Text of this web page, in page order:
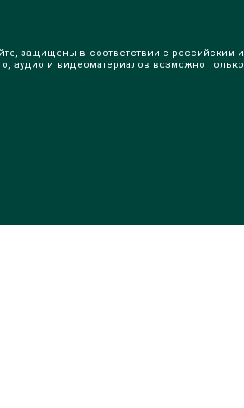
защищены в соответствии с российским и
аудио и видеоматериалов возможно только